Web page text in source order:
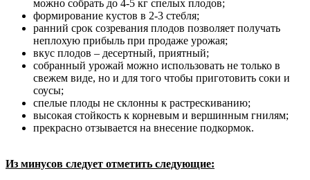
можно собрать до 4-5 кг спелых плодов;
формирование кустов в 2-3 стебля;
ранний срок созревания плодов позволяет получать
неплохую прибыль при продаже урожая;
вкус плодов – десертный, приятный;
собранный урожай можно использовать не только в
свежем виде, но и для того чтобы приготовить соки и
соусы;
спелые плоды не склонны к растрескиванию;
высокая стойкость к корневым и вершинным гнилям;
прекрасно отзывается на внесение подкормок.
Из минусов следует отметить следующие: